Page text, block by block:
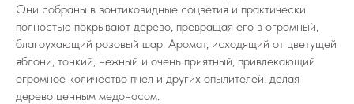
Они собраны в зонтиковидные соцветия и практически
полностью покрывают дерево, превращая его в огромный,
благоухающий розовый шар. Аромат, исходящий от цветущей
яблони, тонкий, нежный и очень приятный, привлекающий
огромное количество пчел и других опылителей, делая
дерево ценным медоносом.